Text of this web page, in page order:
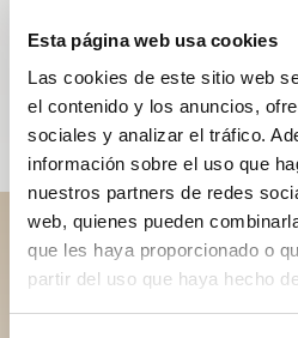
Esta página web usa cookies
Las cookies de este sitio web
el contenido y los anuncios,
sociales y analizar el tráfico.
información sobre el uso que
nuestros partners de redes
web, quienes pueden
que les haya proporcionado o
partir del uso que haya hecho
Descubra
colecciones